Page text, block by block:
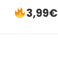
3,99€